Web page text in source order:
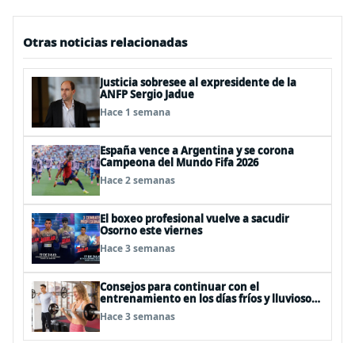
Otras noticias relacionadas
Justicia sobresee al expresidente de la
ANFP Sergio Jadue
Hace 1 semana
España vence a Argentina y se corona
Campeona del Mundo Fifa 2026
Hace 2 semanas
El boxeo profesional vuelve a sacudir
Osorno este viernes
Hace 3 semanas
Consejos para continuar con el
entrenamiento en los días fríos y lluviosos
de invierno
Hace 3 semanas